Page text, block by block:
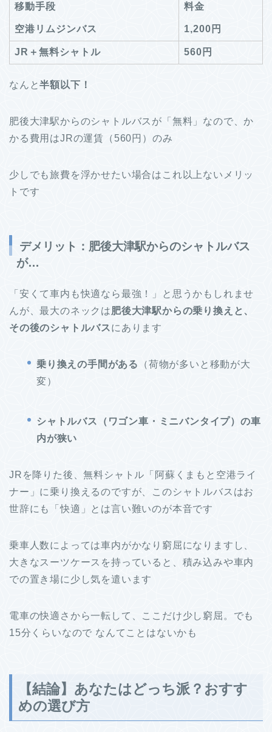
移動手段 料金
空港リムジンバス 1,200円
JR＋無料シャトル 560円
なんと半額以下！
肥後大津駅からのシャトルバスが「無料」なので、か
かる費用はJRの運賃（560円）のみ
少しでも旅費を浮かせたい場合はこれ以上ないメリッ
トです
デメリット：肥後大津駅からのシャトルバス
が…
「安くて車内も快適なら最強！」と思うかもしれませ
んが、最大のネックは肥後大津駅からの乗り換えと、
その後のシャトルバス にあります
乗り換えの手間がある
（荷物が多いと移動が大
変）
シャトルバス（ワゴン車・ミニバンタイプ）の車
内が狭い
JRを降りた後、無料シャトル「阿蘇くまもと空港ライ
ナー」に乗り換えるのですが、このシャトルバスはお
世辞にも「快適」とは言い難いのが本音です
乗車人数によっては車内がかなり窮屈になりますし、
大きなスーツケースを持っていると、積み込みや車内
での置き場に少し気を遣います
電車の快適さから一転して、ここだけ少し窮屈。でも
15分くらいなので なんてことはないかも
【結論】あなたはどっち派？おすす
めの選び方